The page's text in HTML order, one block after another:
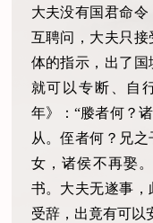
大夫没有国君命
互聘问，大夫只
体的指示，出了国
就可以专断、自
年》：“媵者何？
从。侄者何？兄
女，诸侯不再娶
书。大夫无遂事
受辞，出竟有可以